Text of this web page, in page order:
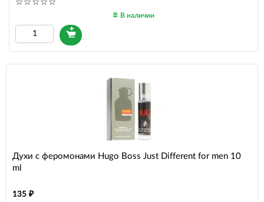
В наличии
Духи с феромонами Hugo Boss Just Different for men 10
ml
135